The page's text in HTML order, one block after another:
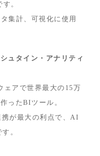
。
集計、可視化に使用
ュタイン・アナリティ
ェアで世界最大の15万
ったBIツール。
が最大の利点で、AI
。